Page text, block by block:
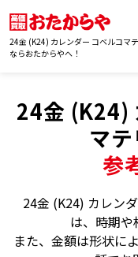
24金 (K24) カレンダー コベルコマ
ならおたからやへ！
24金 (K24)
マ
参
24金 (K24) カレン
は、時期や
また、金額は形状に